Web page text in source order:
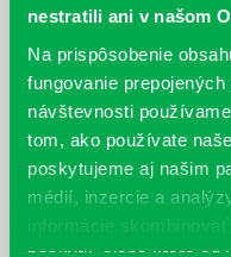
nestratili ani v našom
Na prispôsobenie
fungovanie
návštevnosti
tom, ako používate
poskytujeme aj našim
médií, inzercie a
informácie